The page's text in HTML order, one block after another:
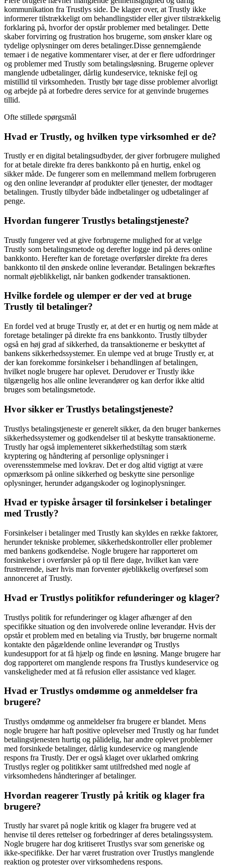
kommunikation fra Trustlys side. De klager over, at Trustly ikke
informerer tilstrækkeligt om behandlingstider eller giver tilstrækkelig
forklaring på, hvorfor der opstår problemer med betalinger. Dette
skaber forvirring og frustration hos brugerne, som ønsker klare og
tydelige oplysninger om deres betalinger.Disse gennemgående
temaer i de negative kommentarer viser, at der er flere udfordringer
og problemer med Trustly som betalingsløsning. Brugerne oplever
manglende udbetalinger, dårlig kundeservice, tekniske fejl og
mistillid til virksomheden. Trustly bør tage disse problemer alvorligt
og arbejde på at forbedre deres service for at genvinde brugernes
tillid.
Ofte stillede spørgsmål
Hvad er Trustly, og hvilken type virksomhed er de?
Trustly er en digital betalingsudbyder, der giver forbrugere mulighed
for at betale direkte fra deres bankkonto på en hurtig, enkel og
sikker måde. De fungerer som en mellemmand mellem forbrugeren
og den online leverandør af produkter eller tjenester, der modtager
betalingen. Trustly tilbyder både indbetalinger og udbetalinger af
penge.
Hvordan fungerer Trustlys betalingstjeneste?
Trustly fungerer ved at give forbrugerne mulighed for at vælge
Trustly som betalingsmetode og derefter logge ind på deres online
bankkonto. Herefter kan de foretage overførsler direkte fra deres
bankkonto til den ønskede online leverandør. Betalingen bekræftes
normalt øjeblikkeligt, når banken godkender transaktionen.
Hvilke fordele og ulemper er der ved at bruge
Trustly til betalinger?
En fordel ved at bruge Trustly er, at det er en hurtig og nem måde at
foretage betalinger på direkte fra ens bankkonto. Trustly tilbyder
også en høj grad af sikkerhed, da transaktionerne er beskyttet af
bankens sikkerhedssystemer. En ulempe ved at bruge Trustly er, at
der kan forekomme forsinkelser i behandlingen af ​​betalingen,
hvilket nogle brugere har oplevet. Derudover er Trustly ikke
tilgængelig hos alle online leverandører og kan derfor ikke altid
bruges som betalingsmetode.
Hvor sikker er Trustlys betalingstjeneste?
Trustlys betalingstjeneste er generelt sikker, da den bruger bankernes
sikkerhedssystemer og godkendelser til at beskytte transaktionerne.
Trustly har også implementeret sikkerhedstiltag som stærk
kryptering og håndtering af personlige oplysninger i
overensstemmelse med lovkrav. Det er dog altid vigtigt at være
opmærksom på online sikkerhed og beskytte sine personlige
oplysninger, herunder adgangskoder og loginoplysninger.
Hvad er typiske årsager til forsinkelser i betalinger
med Trustly?
Forsinkelser i betalinger med Trustly kan skyldes en række faktorer,
herunder tekniske problemer, sikkerhedskontroller eller problemer
med bankens godkendelse. Nogle brugere har rapporteret om
forsinkelser i overførsler på op til flere dage, hvilket kan være
frustrerende, især hvis man forventer øjeblikkelig overførsel som
annonceret af Trustly.
Hvad er Trustlys politikfor refunderinger og klager?
Trustlys politik for refunderinger og klager afhænger af den
specifikke situation og den involverede online leverandør. Hvis der
opstår et problem med en betaling via Trustly, bør brugerne normalt
kontakte den pågældende online leverandør og Trustlys
kundesupport for at få hjælp og finde en løsning. Mange brugere har
dog rapporteret om manglende respons fra Trustlys kundeservice og
vanskeligheder med at få refusion eller assistance ved klager.
Hvad er Trustlys omdømme og anmeldelser fra
brugere?
Trustlys omdømme og anmeldelser fra brugere er blandet. Mens
nogle brugere har haft positive oplevelser med Trustly og har fundet
betalingstjenesten hurtig og pålidelig, har andre oplevet problemer
med forsinkede betalinger, dårlig kundeservice og manglende
respons fra Trustly. Der er også klaget over uklarhed omkring
Trustlys regler og politikker samt utilfredshed med nogle af
virksomhedens håndteringer af betalinger.
Hvordan reagerer Trustly på kritik og klager fra
brugere?
Trustly har svaret på nogle kritik og klager fra brugere ved at
henvise til deres rettelser og forbedringer af deres betalingssystem.
Nogle brugere har dog kritiseret Trustlys svar som generiske og
ikke-specifikke. Der har været frustration over Trustlys manglende
reaktion og protester over virksomhedens respons.